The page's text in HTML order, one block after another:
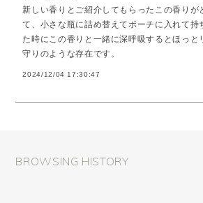
新しい香りとご紹介してもらったこの香りが
て、小さな瓶に詰め替えてポーチに入れて持
た時にこの香りと一緒に深呼吸するとほっと
守りのような存在です。
2024/12/04 17:30:47
BROWSING HISTORY